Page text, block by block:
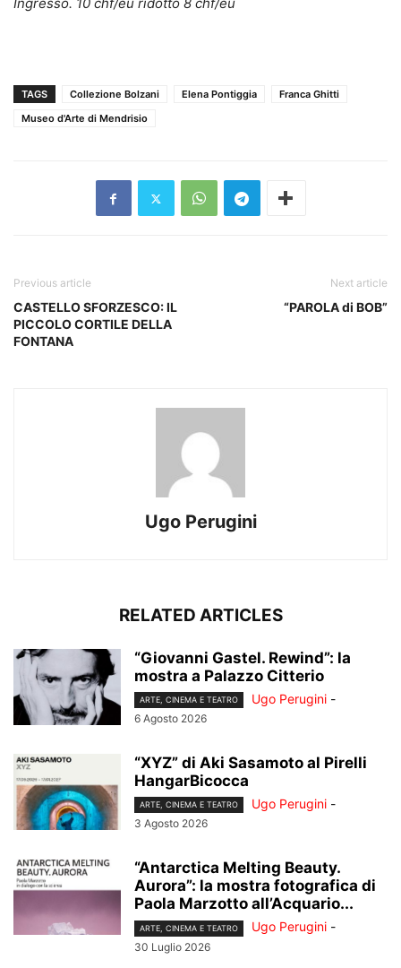
TAGS Collezione Bolzani Elena Pontiggia
Franca Ghitti
Museo d'Arte di Mendrisio
Previous article
CASTELLO SFORZESCO: IL
PICCOLO CORTILE DELLA
FONTANA
Next article
“PAROLA di BOB”
Ugo Perugini
RELATED ARTICLES
“Giovanni Gastel. Rewind”: la
mostra a Palazzo Citterio
ARTE, CINEMA E TEATRO Ugo Perugini -
6 Agosto 2026
“XYZ” di Aki Sasamoto al Pirelli
HangarBicocca
ARTE, CINEMA E TEATRO Ugo Perugini -
3 Agosto 2026
“Antarctica Melting Beauty.
Aurora”: la mostra fotografica di
Paola Marzotto all’Acquario...
ARTE, CINEMA E TEATRO Ugo Perugini -
30 Luglio 2026